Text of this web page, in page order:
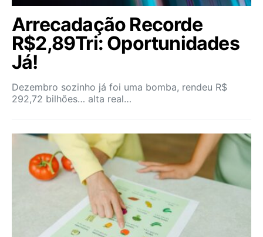
Arrecadação Recorde
R$2,89Tri: Oportunidades
Já!
Dezembro sozinho já foi uma bomba, rendeu R$
292,72 bilhões… alta real…